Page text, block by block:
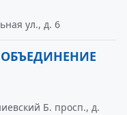
ул., д. 6
Б. просп., д.